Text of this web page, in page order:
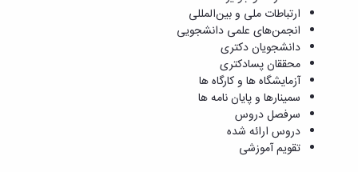
تماس
سازمان
دانشکده
معاونت
آموزشی
معاونت
پژوهشی
معاونت
تحصیلات
تکمیلی
ارتباطات ملی و بین‌المللی
انجمن‌های علمی دانشجویی
دانشجویان دکتری
محققان پسادکتری
آزمایشگاه ها و کارگاه ها
سمینارها و پایان نامه ها
سرفصل دروس
دروس ارائه شده
تقویم آموزشی